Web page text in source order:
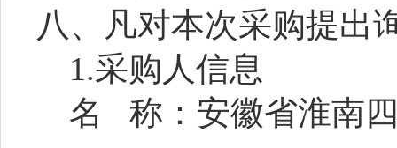
八、凡对本次采购提出
1.采购人信息
名
称： 安徽省淮南